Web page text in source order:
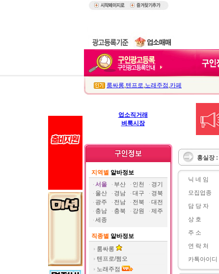
룸싸롱,텐프로,노래주점 ,카페
업소직거래
벼룩시장
지역별 알바정보
서울
부산 인천
경기
울산
경남 대구
경북
광주
전남 전북
대전
충남
충북 강원
제주
세종
직종별 알바정보
룸싸롱
텐프로/쩜오
노래주점
홍실장 :
닉 네 임
모집업종
담 당 자
상 호
주 소
연 락 처
카톡아이디